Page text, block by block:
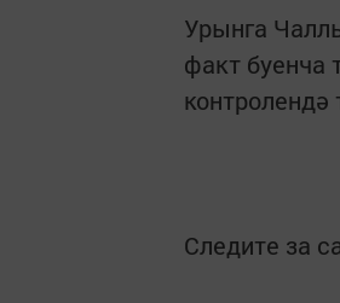
Урынга
факт буенча
контролендә
Следите за